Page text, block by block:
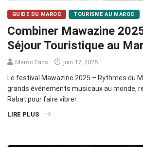
GUIDE DU MAROC TOURISME AU MAROC
Combiner Mawazine
Séjour Touristique au
Maroc Fans juin 17, 2025
Le festival Mawazine 2025 – Rythmes du
grands événements musicaux au monde,
Rabat pour faire vibrer
LIRE PLUS